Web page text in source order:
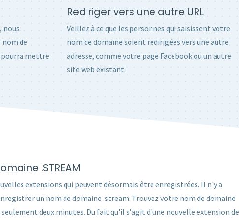
nous
de
pourra mettre
Rediriger vers une autre URL
Veillez à ce que les personnes qui saisissent votre
nom de domaine soient redirigées vers une autre
adresse, comme votre page Facebook ou un autre
site web existant.
.STREAM
extensions qui peuvent désormais être enregistrées. Il n'y a
un nom de domaine .stream. Trouvez votre nom de domaine
deux minutes. Du fait qu'il s'agit d'une nouvelle extension de